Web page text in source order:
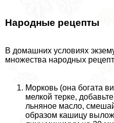
Народные рецепты
В домашних условиях
множества народных
Морковь (она богата
мелкой терке,
льняное масло,
образом кашицу